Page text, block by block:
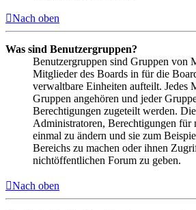
Nach oben
Was sind Benutzergruppen?
Benutzergruppen sind Gruppen von
Mitglieder des Boards in für die
verwaltbare Einheiten aufteilt. Jedes
Gruppen angehören und jeder
Berechtigungen zugeteilt werden.
Administratoren, Berechtigungen für
einmal zu ändern und sie zum
Bereichs zu machen oder ihnen
nichtöffentlichen Forum zu geben.
Nach oben